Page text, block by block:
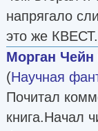
напрягало
это же
Морган Чейн
(Научная
Почитал
книга.Начал